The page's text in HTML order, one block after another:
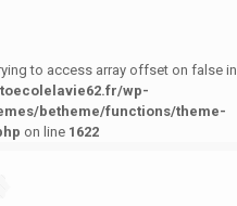
to access array offset on false in
wp-
betheme/functions/theme-
on line 1622